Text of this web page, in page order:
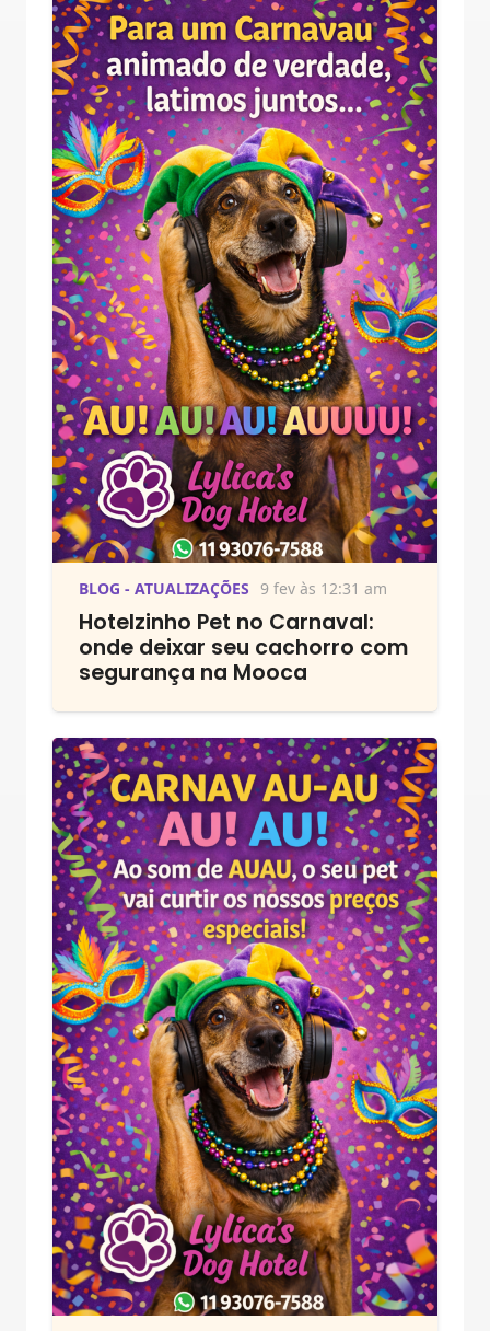
BLOG - ATUALIZAÇÕES 9 fev às 12:31 am
Hotelzinho Pet no Carnaval:
onde deixar seu cachorro com
segurança na Mooca